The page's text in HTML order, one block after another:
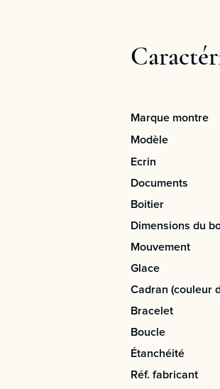
Marque montre
Modèle
Ecrin
Documents
Boitier
Dimensions du
Mouvement
Glace
Cadran (couleur
Bracelet
Boucle
Étanchéité
Réf. fabricant